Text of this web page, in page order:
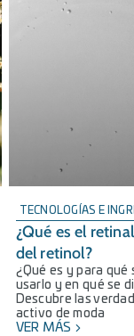
TECNOLOGÍAS E
¿Qué es el
del retinol?
¿Qué es y para qué
usarlo y en qué se
Descubre las
activo de moda
VER MÁS